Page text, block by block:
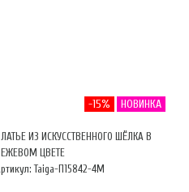
-15% НОВИНКА
ИЗ ИСКУССТВЕННОГО ШЁЛКА В
ЦВЕТЕ
Taiga-П15842-4М